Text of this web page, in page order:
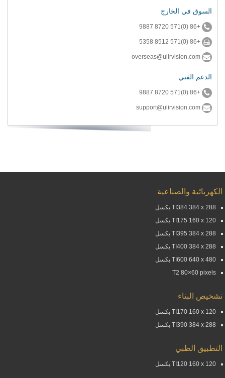
السوق في الخارج
+86 (0)571 8720 9887
+86 (0)571 8512 5358
الدعم الفني
+86 (0)571 8720 9887
الكهربائية والصناعية
TI384 384 x 288 بكسل
TI175 160 x 120 بكسل
TI395 384 x 288 بكسل
TI400 384 x 288 بكسل
TI600 640 x 480 بكسل
T2 80×60 pixels
تشخيص البناء
TI170 160 x 120 بكسل
TI390 384 x 288 بكسل
التطبيق الطبي
TI120 160 x 120 بكسل